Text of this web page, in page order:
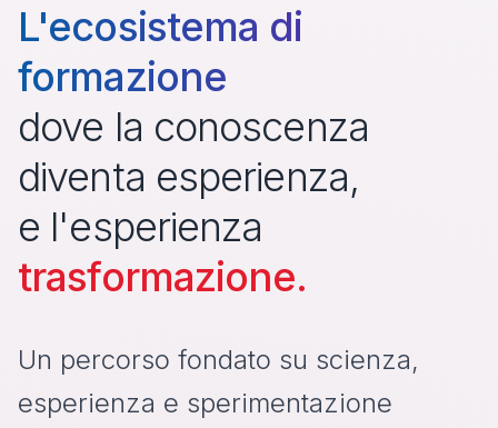
L'ecosistema di
formazione
dove la conoscenza
diventa esperienza,
e l'esperienza
trasformazione.
Un percorso fondato su scienza,
esperienza e sperimentazione